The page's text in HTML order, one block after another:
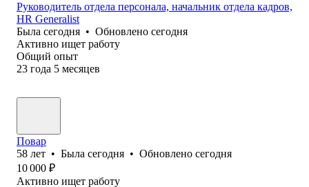
Руководитель отдела персонала, начальник отдела кадров,
HR Generalist
Была сегодня • Обновлено сегодня
Активно ищет работу
Общий опыт
23 года 5 месяцев
Повар
58 лет • Была сегодня • Обновлено сегодня
10 000 ₽
Активно ищет работу